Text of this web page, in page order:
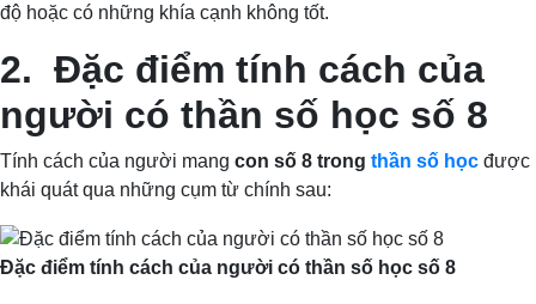
độ hoặc có những khía cạnh không tốt.
2. Đặc điểm tính cách của
người có thần số học số 8
Tính cách của người mang con số 8 trong thần số học được
khái quát qua những cụm từ chính sau:
Đặc điểm tính cách của người có thần số học số 8